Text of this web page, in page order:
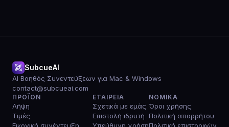
SubcueAI
AI Βοηθός Συνεντεύξεων για Mac & Windows
contact@subcueai.com
ΠΡΟΪΌΝ
Λήψη
Τιμές
ΕΤΑΙΡΕΊΑ
Σχετικά με εμάς
Επιστολή ιδρυτή
ΝΟΜΙΚΆ
Όροι χρήσης
Πολιτική απορρήτου